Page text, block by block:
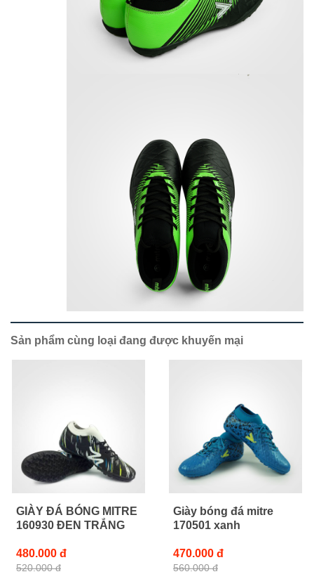
Sản phẩm cùng loại đang được khuyến mại
GIÀY ĐÁ BÓNG MITRE
160930 ĐEN TRẮNG
480.000 đ
520.000 đ
Giày bóng đá mitre
170501 xanh
470.000 đ
560.000 đ